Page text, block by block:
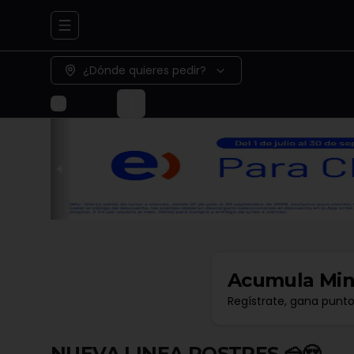
Abrir menu de navegación
¿Dónde quieres pedir?
Acumula
Regístrate, gana